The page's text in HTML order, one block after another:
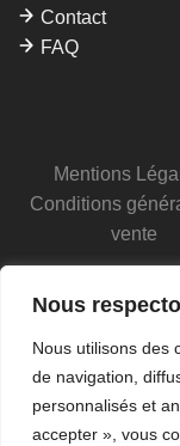
Nous
Nous utilisons des
de navigation,
personnalisés et
accepter », vous
Contact
FAQ
Mentions
Conditions
vente